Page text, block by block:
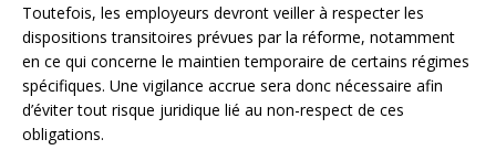
Toutefois, les employeurs devront veiller à respecter les
dispositions transitoires prévues par la réforme, notamment
en ce qui concerne le maintien temporaire de certains régimes
spécifiques. Une vigilance accrue sera donc nécessaire afin
d’éviter tout risque juridique lié au non-respect de ces
obligations.